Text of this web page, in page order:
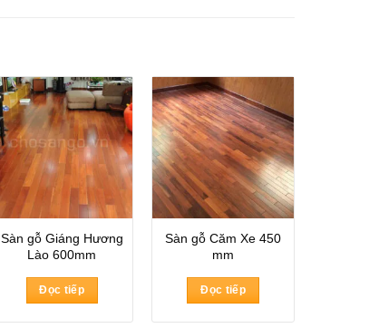
Sàn gỗ Giáng Hương
Lào 600mm
Đọc tiếp
Sàn gỗ Căm Xe 450
mm
Đọc tiếp